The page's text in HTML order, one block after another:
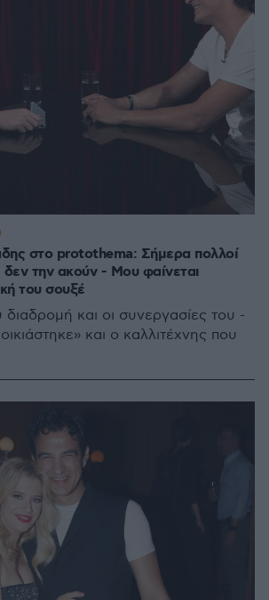
στο protothema: Σήμερα πολλοί
την ακούν - Μου φαίνεται
του σουξέ
και οι συνεργασίες του -
και ο καλλιτέχνης που